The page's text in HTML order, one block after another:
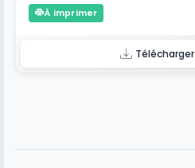
À imprimer
Télécharger